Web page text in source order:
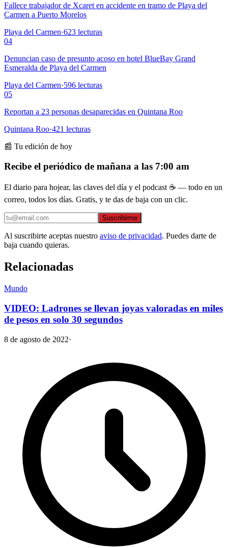
Fallece trabajador de Xcaret en accidente en tramo de Playa del
Carmen a Puerto Morelos
Playa del Carmen·623 lecturas
04
Denuncian caso de presunto acoso en hotel BlueBay Grand
Esmeralda de Playa del Carmen
Playa del Carmen·596 lecturas
05
Reportan a 23 personas desaparecidas en Quintana Roo
Quintana Roo·421 lecturas
📰 Tu edición de hoy
Recibe el periódico de mañana a las 7:00 am
El diario para hojear, las claves del día y el podcast ☕ — todo en un
correo, todos los días. Gratis, y te das de baja con un clic.
Suscribirme
Al suscribirte aceptas nuestro aviso de privacidad. Puedes darte de
baja cuando quieras.
Relacionadas
Mundo
VIDEO: Ladrones se llevan joyas valoradas en miles
de pesos en solo 30 segundos
8 de agosto de 2022·